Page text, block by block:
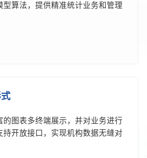
型算法，提供精准统计业务和管理
的图表多终端展示，并对业务进行
持开放接口，实现机构数据无缝对